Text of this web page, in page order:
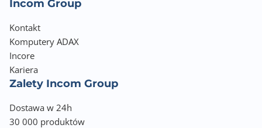
Incom Group
Kontakt
Komputery ADAX
Incore
Kariera
Zalety Incom Group
Dostawa w 24h
30 000 produktów